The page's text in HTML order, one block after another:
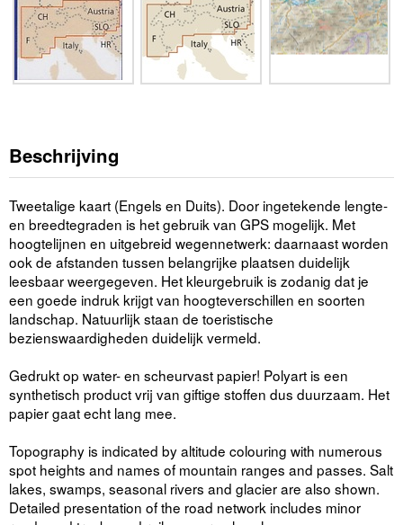
Beschrijving
Tweetalige kaart (Engels en Duits). Door ingetekende lengte-
en breedtegraden is het gebruik van GPS mogelijk. Met
hoogtelijnen en uitgebreid wegennetwerk: daarnaast worden
ook de afstanden tussen belangrijke plaatsen duidelijk
leesbaar weergegeven. Het kleurgebruik is zodanig dat je
een goede indruk krijgt van hoogteverschillen en soorten
landschap. Natuurlijk staan de toeristische
bezienswaardigheden duidelijk vermeld.
Gedrukt op water- en scheurvast papier! Polyart is een
synthetisch product vrij van giftige stoffen dus duurzaam. Het
papier gaat echt lang mee.
Topography is indicated by altitude colouring with numerous
spot heights and names of mountain ranges and passes. Salt
lakes, swamps, seasonal rivers and glacier are also shown.
Detailed presentation of the road network includes minor